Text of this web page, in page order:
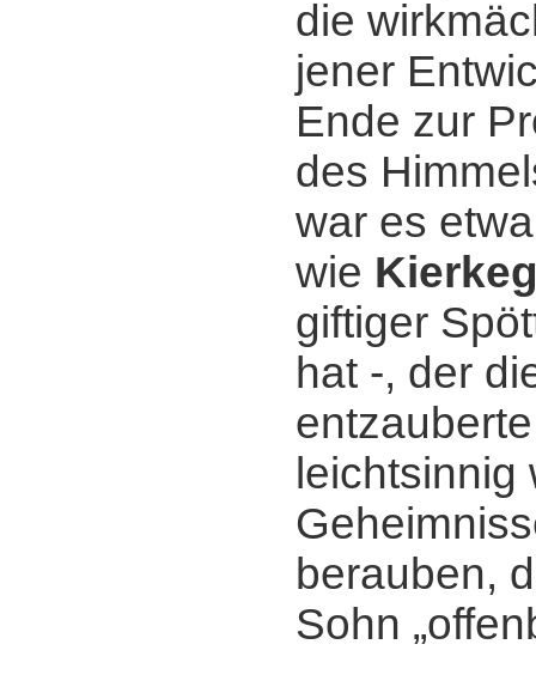
die
jener
Ende zur
des
war es
wie
giftiger
hat -, der
berauben,
Sohn